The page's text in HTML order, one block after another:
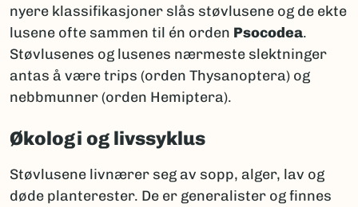
nyere klassifikasjoner slås støvlusene og de ekte
lusene ofte sammen til én orden Psocodea.
Støvlusenes og lusenes nærmeste slektninger
antas å være trips (orden Thysanoptera) og
nebbmunner (orden Hemiptera).
Økologi og livssyklus
Støvlusene livnærer seg av sopp, alger, lav og
døde planterester. De er generalister og finnes